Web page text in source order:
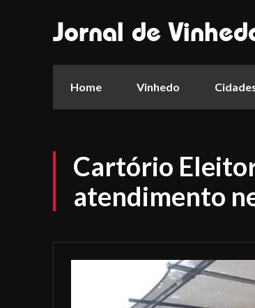
Jornal de
Home Vinhedo
Cartório
atendimento